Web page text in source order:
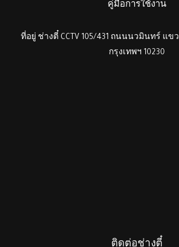
คู่มือการใช้งาน
ที่อยู่ ช่างตี๋ CCTV 105/431 ถนนนวมินทร์ แ
กรุงเทพฯ 10230